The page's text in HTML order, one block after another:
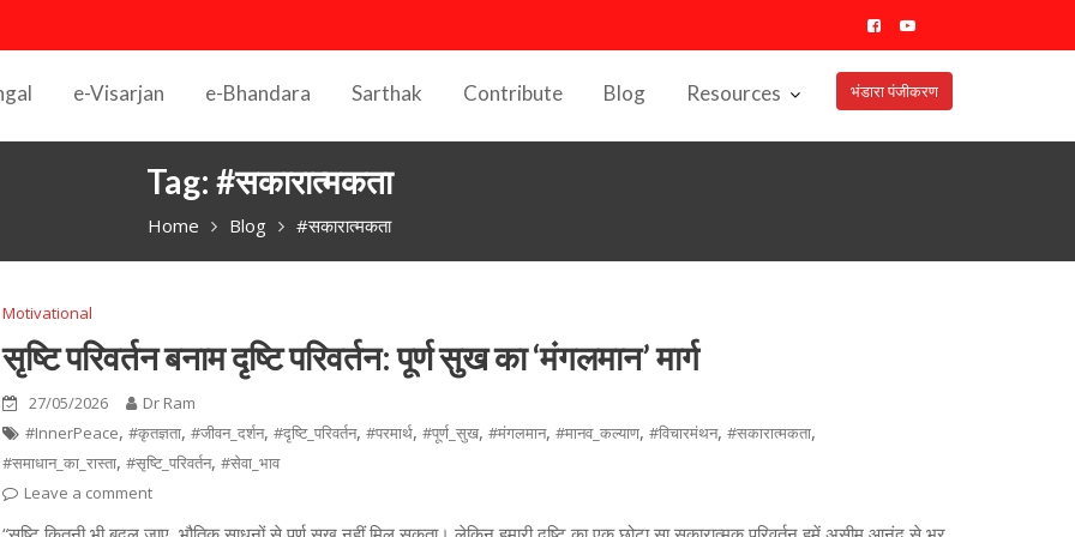
भंडारा पंजीकरण
e-Visarjan e-Bhandara Sarthak Contribute Blog Resources
Tag: #सकारात्मकता
Home Blog #सकारात्मकता
Motivational
सृष्टि परिवर्तन बनाम दृष्टि परिवर्तन: पूर्ण सुख का ‘मंगलमान’ मार्ग
27/05/2026
Dr Ram
#InnerPeace, #कृतज्ञता, #जीवन_दर्शन, #दृष्टि_परिवर्तन, #परमार्थ, #पूर्ण_सुख, #मंगलमान, #मानव_कल्याण, #विचारमंथन, #सकारात्मकता,
#समाधान_का_रास्ता, #सृष्टि_परिवर्तन, #सेवा_भाव
Leave a comment